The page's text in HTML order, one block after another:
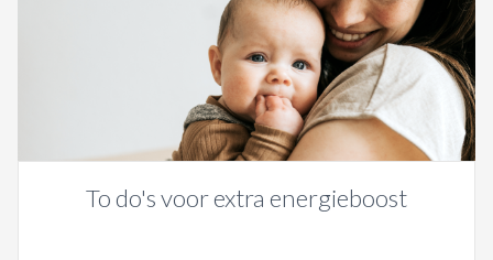
To do's voor extra energieboost